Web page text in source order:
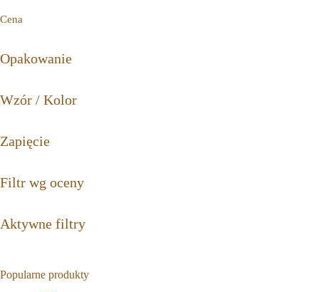
Cena
Opakowanie
Wzór / Kolor
Zapięcie
Filtr wg oceny
Aktywne filtry
Popularne produkty